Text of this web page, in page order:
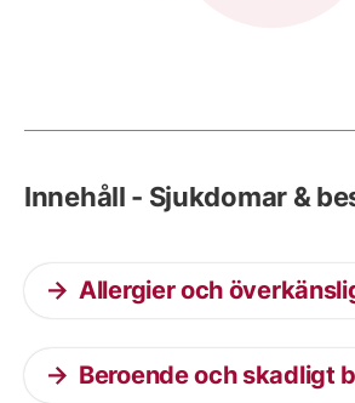
Innehåll - Sjukdomar &
Allergier och
Beroende och skadligt